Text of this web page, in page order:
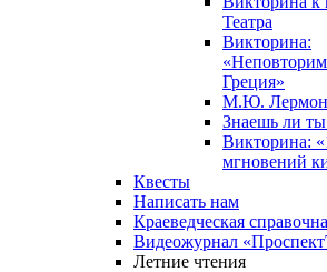
Театра
Викторина:
Греция»
М.Ю.
Знаешь ли
Викторина:
мгновений
Квесты
Написать нам
Краеведческая
Видеожурнал
Летние чтения